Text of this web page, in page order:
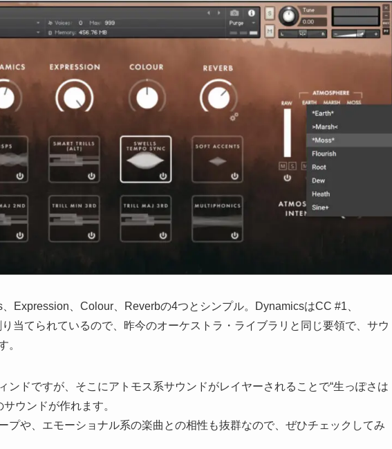
Expression、Colour、Reverbの4つとシンプル。DynamicsはCC #1、
当てられているので、昨今のオーケストラ・ライブラリと同じ要領で、サウ
。
ンドですが、そこにアトモス系サウンドがレイヤーされることで“生っぽさは
ウンドが作れます。
プや、エモーショナル系の楽曲との相性も抜群なので、ぜひチェックしてみ